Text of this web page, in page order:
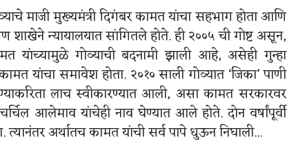
माजी मुख्यमंत्री दिगंबर कामत यांचा सहभाग होता आणि
न्यायालयात सांगितले होते. ही २००५ ची गोष्ट असून,
यांच्यामुळे गोव्याची बदनामी झाली आहे, असेही गुन्हा
यांचा समावेश होता. २०१० साली गोव्यात ‘जिका’ पाणी
लाच स्वीकारण्यात आली, असा कामत सरकारवर
आलेमाव यांचेही नाव घेण्यात आले होते. दोन वर्षांपूर्वी
अर्थातच कामत यांची सर्व पापे धुऊन निघाली...